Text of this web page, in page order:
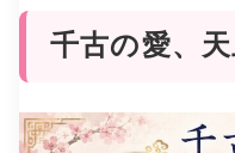
千古の愛、